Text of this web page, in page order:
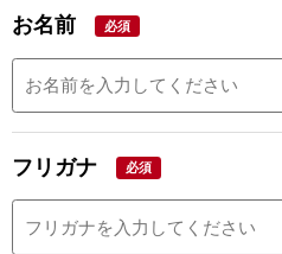
お名前 必須
フリガナ 必須